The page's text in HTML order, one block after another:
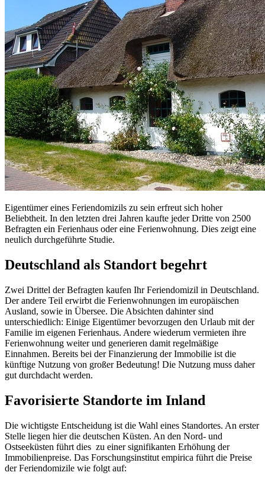
Eigentümer eines Feriendomizils zu sein erfreut sich hoher
Beliebtheit. In den letzten drei Jahren kaufte jeder Dritte von 2500
Befragten ein Ferienhaus oder eine Ferienwohnung. Dies zeigt eine
neulich durchgeführte Studie.
Deutschland als Standort begehrt
Zwei Drittel der Befragten kaufen Ihr Feriendomizil in Deutschland.
Der andere Teil erwirbt die Ferienwohnungen im europäischen
Ausland, sowie in Übersee. Die Absichten dahinter sind
unterschiedlich: Einige Eigentümer bevorzugen den Urlaub mit der
Familie im eigenen Ferienhaus. Andere wiederum vermieten ihre
Ferienwohnung weiter und generieren damit regelmäßige
Einnahmen. Bereits bei der Finanzierung der Immobilie ist die
künftige Nutzung von großer Bedeutung! Die Nutzung muss daher
gut durchdacht werden.
Favorisierte Standorte im Inland
Die wichtigste Entscheidung ist die Wahl eines Standortes. An erster
Stelle liegen hier die deutschen Küsten. An den Nord- und
Ostseeküsten führt dies zu einer signifikanten Erhöhung der
Immobilienpreise. Das Forschungsinstitut empirica führt die Preise
der Feriendomizile wie folgt auf: